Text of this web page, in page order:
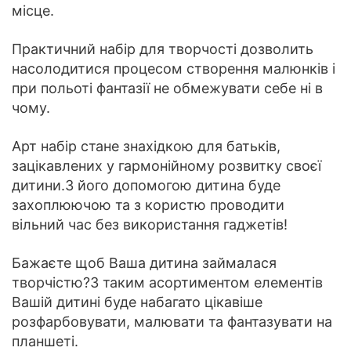
місце.
Практичний набір для творчості дозволить
насолодитися процесом створення малюнків і
при польоті фантазії не обмежувати себе ні в
чому.
Арт набір стане знахідкою для батьків,
зацікавлених у гармонійному розвитку своєї
дитини.З його допомогою дитина буде
захоплюючою та з користю проводити
вільний час без використання гаджетів!
Бажаєте щоб Ваша дитина займалася
творчістю?З таким асортиментом елементів
Вашій дитині буде набагато цікавіше
розфарбовувати, малювати та фантазувати на
планшеті.